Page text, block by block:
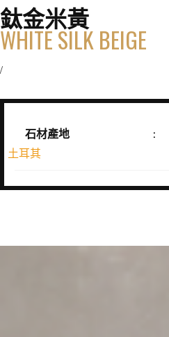
鈦金米黃
WHITE SILK BEIGE
/
石材產地
:
土耳其